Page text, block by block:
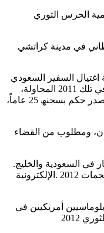
اﻟﺤﺮس اﻟﺜﻮري
ﻓﻲ ﻣﺪﯾﻨﺔ ﻛﺮاﺗﺸﻲ
اﻏﺘﯿﺎل اﻟﺴﻔﯿﺮ اﻟﺴﻌﻮدي
ﻋﺎدل اﻟﺠﺒﯿﺮ، وﺛﺒﺖ ﺗﻮرط اﻟﻨﻈﺎم اﻹﯾﺮاﻧﻲ ﻓﻲ ﺗﻠﻚ 2011 اﻟﻤﺤﺎوﻟﺔ،
واﺗﮭﻢ ﻣﻨﺼﻮر ارﺑﺎﺑﺴﯿﺎر اﻟﺬي ﻗﺒﺾ ﻋﻠﯿﮫ وﺻﺪر ﺣﻜﻢ ﺑﺴﺠﻨﮫ 25 ﻋﺎﻣﺎً،
وﻣﻄﻠﻮب ﻣﻦ اﻟﻘﻀﺎء
ﻓﻲ اﻟﺴﻌﻮدﯾﺔ واﻟﺨﻠﯿﺞ.
وزﯾﺮ اﻟﺪﻓﺎع اﻷﻣﺮﯾﻜﻲ ﻟﯿﻮن ﺑﺎﻧﯿﺘﺎ وﺻﻒ اﻟﮭﺠﻤﺎت 2012 .اﻹﻟﻜﺘﺮوﻧﯿﺔ
أﻣﺮﯾﻜﯿﯿﻦ ﻓﻲ
2012